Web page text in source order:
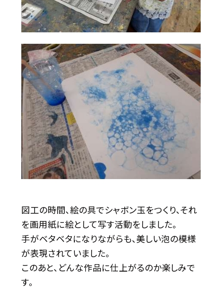
図工の時間、絵の具でシャボン玉をつくり、それ
を画用紙に絵として写す活動をしました。
手がベタベタになりながらも、美しい泡の模様
が表現されていました。
このあと、どんな作品に仕上がるのか楽しみで
す。